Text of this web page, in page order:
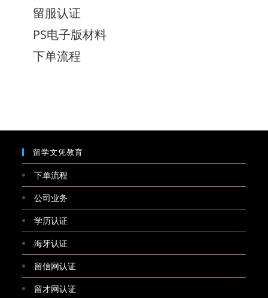
留服认证
PS电子版材料
下单流程
留学文凭教育
下单流程
公司业务
学历认证
海牙认证
留信网认证
留才网认证